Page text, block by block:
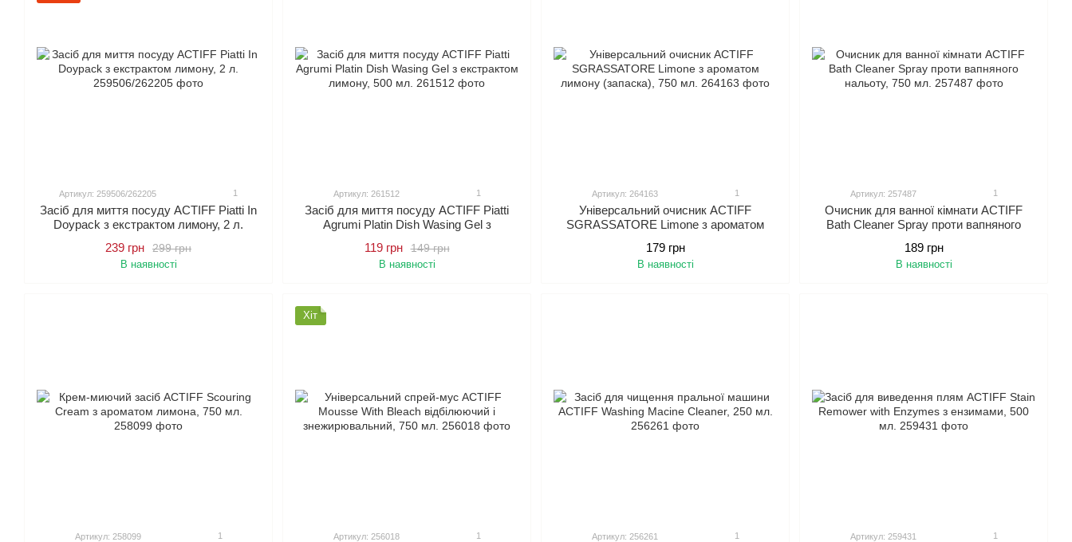
Артикул: 259506/262205 1
Засіб для миття посуду ACTIFF Piatti In
Doypack з екстрактом лимону, 2 л.
299 грн
239 грн
В наявності
Артикул: 261512 1
Засіб для миття посуду ACTIFF Piatti
Agrumi Platin Dish Wasing Gel з
149 грн
119 грн
В наявності
Артикул: 264163 1
Універсальний очисник ACTIFF
SGRASSATORE Limone з ароматом
179 грн
В наявності
Артикул: 257487 1
Очисник для ванної кімнати ACTIFF
Bath Cleaner Spray проти вапняного
189 грн
В наявності
Артикул: 258099 1
Хіт
Артикул: 256018 1 Артикул: 256261 1 Артикул: 259431 1